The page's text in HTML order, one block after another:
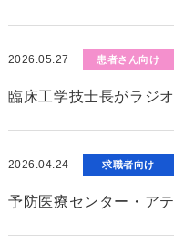
2026.05.27 患者さん向け
臨床工学技士長がラジ
2026.04.24 求職者向け
予防医療センター・ア